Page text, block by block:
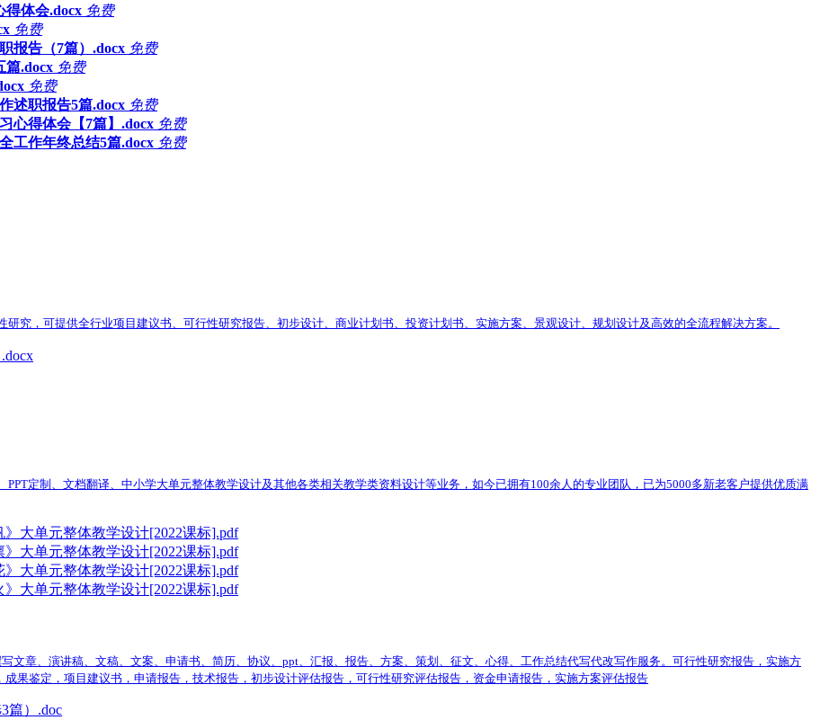
得体会.docx 免费
免费
报告（7篇）.docx 免费
篇.docx 免费
免费
述职报告5篇.docx 免费
心得体会【7篇】.docx 免费
工作年终总结5篇.docx 免费
研究，可提供全行业项目建议书、可行性研究报告、初步设计、商业计划书、投资计划书、实施方案、景观设计、规划设计及高效的全流程解决方案。
定制、文档翻译、中小学大单元整体教学设计及其他各类相关教学类资料设计等业务，如今已拥有100余人的专业团队，已为5000多新老客户提供优质满
大单元整体教学设计[2022课标].pdf
大单元整体教学设计[2022课标].pdf
大单元整体教学设计[2022课标].pdf
大单元整体教学设计[2022课标].pdf
文章、演讲稿、文稿、文案、申请书、简历、协议、ppt、汇报、报告、方案、策划、征文、心得、工作总结代写代改写作服务。可行性研究报告，实施方
果鉴定，项目建议书，申请报告，技术报告，初步设计评估报告，可行性研究评估报告，资金申请报告，实施方案评估报告
篇）.doc